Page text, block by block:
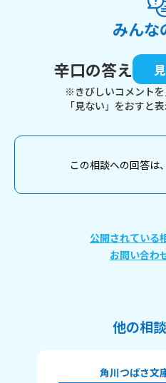
みんな
辛口の答え
※きびしいコメント
「見ない」をおすと
この相談への回答は
公開されている
お問い合わ
他の相
角川つばさ文